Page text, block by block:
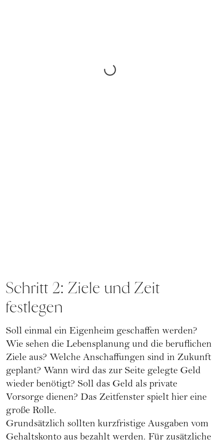
Schritt 2: Ziele und Zeit
festlegen
Soll einmal ein Eigenheim geschaffen werden?
Wie sehen die Lebensplanung und die beruflichen
Ziele aus? Welche Anschaffungen sind in Zukunft
geplant? Wann wird das zur Seite gelegte Geld
wieder benötigt? Soll das Geld als private
Vorsorge dienen? Das Zeitfenster spielt hier eine
große Rolle.
Grundsätzlich sollten kurzfristige Ausgaben vom
Gehaltskonto aus bezahlt werden. Für zusätzliche